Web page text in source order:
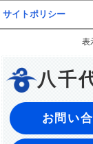
サイトポリシー
表
八千
お問い